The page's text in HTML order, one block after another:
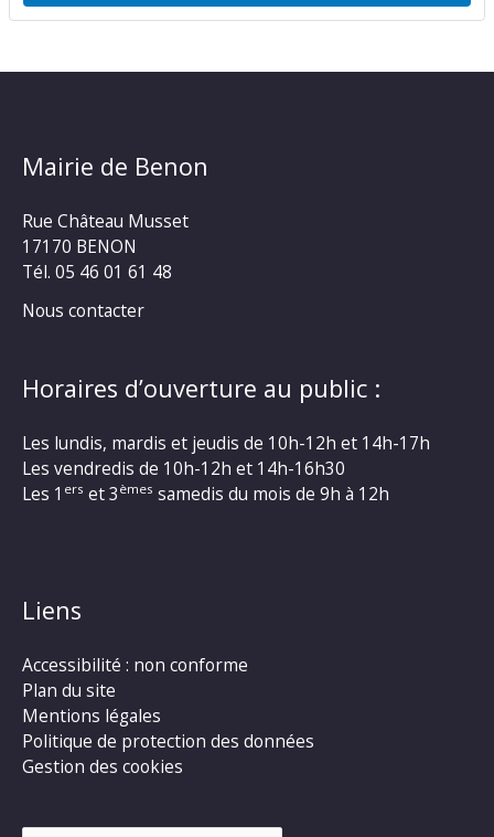
Mairie de Benon
Rue Château Musset
17170 BENON
Tél. 05 46 01 61 48
Nous contacter
Horaires d’ouverture au public :
Les lundis, mardis et jeudis de 10h-12h et 14h-17h
Les vendredis de 10h-12h et 14h-16h30
Les 1 ers et 3 èmes samedis du mois de 9h à 12h
Liens
Accessibilité : non conforme
Plan du site
Mentions légales
Politique de protection des données
Gestion des cookies